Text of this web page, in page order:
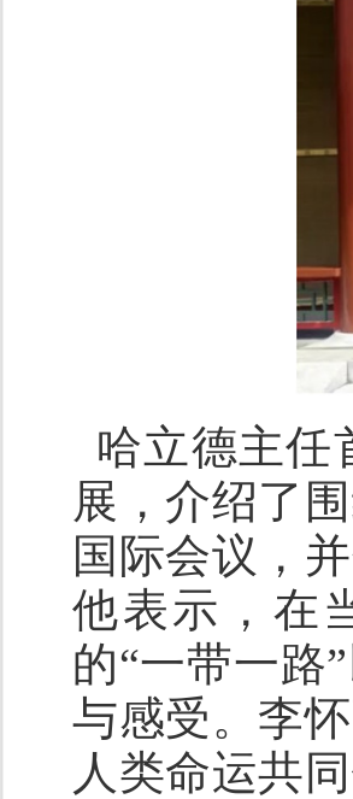
哈立德主任
展，介绍了
国际会议，
他表示，在
的“一带一路
与感受。李
人类命运共